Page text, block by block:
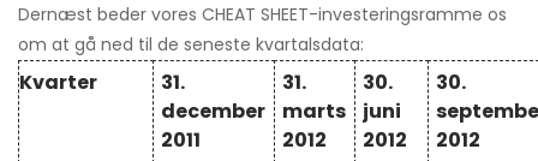
Dernæst beder vores CHEAT SHEET-investeringsramme os
om at gå ned til de seneste kvartalsdata:
Kvarter
31.
december
2011
31.
marts
2012
30.
juni
2012
30.
2012